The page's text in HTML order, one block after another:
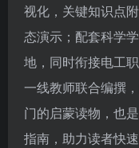
视化，关键知识点
态演示；配套科学
地，同时衔接电工
一线教师联合编撰
门的启蒙读物，也
指南，助力读者快